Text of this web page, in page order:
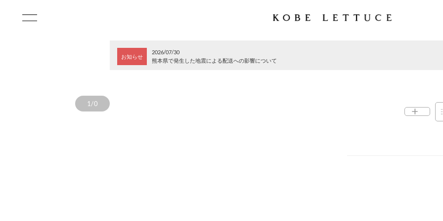
お知らせ
2026/07/30
熊本県で発生した地震による配送への影響について
1/0